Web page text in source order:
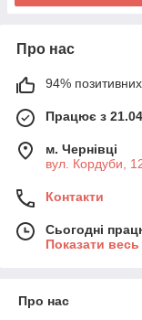
Про нас
94% позитивних
Працює з
м. Чернівці
вул. Кордуби,
Контакти
Сьогодні
Показати
Про нас